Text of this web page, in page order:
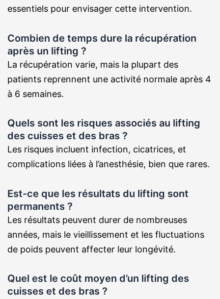
essentiels pour envisager cette intervention.
Combien de temps dure la récupération
après un lifting ?
La récupération varie, mais la plupart des
patients reprennent une activité normale après 4
à 6 semaines.
Quels sont les risques associés au lifting
des cuisses et des bras ?
Les risques incluent infection, cicatrices, et
complications liées à l’anesthésie, bien que rares.
Est-ce que les résultats du lifting sont
permanents ?
Les résultats peuvent durer de nombreuses
années, mais le vieillissement et les fluctuations
de poids peuvent affecter leur longévité.
Quel est le coût moyen d’un lifting des
cuisses et des bras ?